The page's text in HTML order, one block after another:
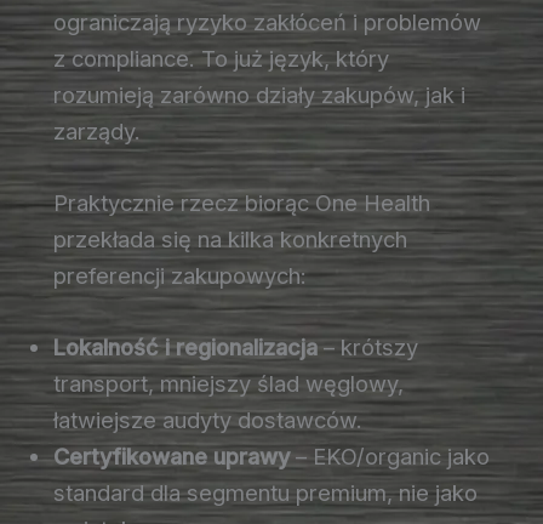
ograniczają ryzyko zakłóceń i problemów
z compliance. To już język, który
rozumieją zarówno działy zakupów, jak i
zarządy.
Praktycznie rzecz biorąc One Health
przekłada się na kilka konkretnych
preferencji zakupowych:
Lokalność i regionalizacja – krótszy
transport, mniejszy ślad węglowy,
łatwiejsze audyty dostawców.
Certyfikowane uprawy– EKO/organic jako
standard dla segmentu premium, nie jako